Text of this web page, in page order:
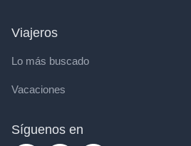
Viajeros
Lo más buscado
Vacaciones
Síguenos en